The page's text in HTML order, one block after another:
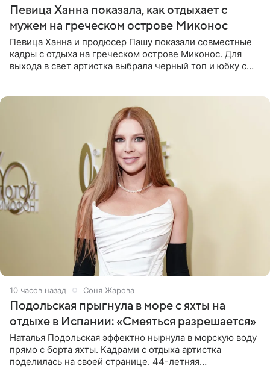
Певица Ханна показала, как отдыхает с
мужем на греческом острове Миконос
Певица Ханна и продюсер Пашу показали совместные
кадры с отдыха на греческом острове Миконос. Для
выхода в свет артистка выбрала черный топ и юбку с
10 часов назад Соня Жарова
Подольская прыгнула в море с яхты на
отдыхе в Испании: «Смеяться разрешается»
Наталья Подольская эффектно нырнула в морскую воду
прямо с борта яхты. Кадрами с отдыха артистка
поделилась на своей странице. 44-летняя